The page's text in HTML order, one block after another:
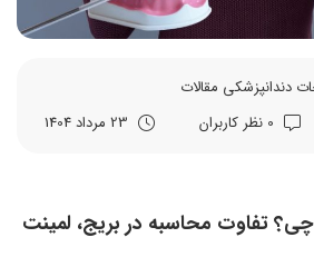
دندانپزشکی مقالات
تفاوت محاسبه در بریج، لمینت